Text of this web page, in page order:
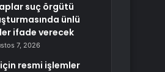
suç örgütü
ünlü
ifade verecek
7, 2026
için resmi işlemler